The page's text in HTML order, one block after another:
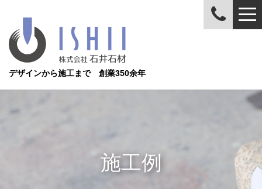
デザインから施工まで 創業350余年
施工例